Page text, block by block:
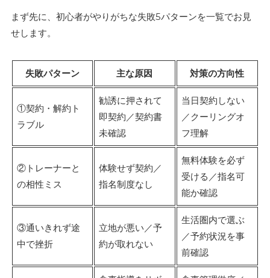
まず先に、初心者がやりがちな失敗5パターンを一覧でお見
せします。
失敗パターン 主な原因 対策の方向性
①契約・解約ト
ラブル
勧誘に押されて
即契約／契約書
未確認
当日契約しない
／クーリングオ
フ理解
②トレーナーと
の相性ミス
体験せず契約／
指名制度なし
無料体験を必ず
受ける／指名可
能か確認
③通いきれず途
中で挫折
立地が悪い／予
約が取れない
生活圏内で選ぶ
／予約状況を事
前確認